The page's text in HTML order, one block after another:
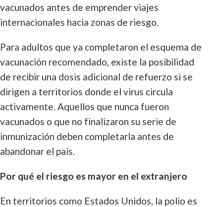
vacunados antes de emprender viajes
internacionales hacia zonas de riesgo.
Para adultos que ya completaron el esquema de
vacunación recomendado, existe la posibilidad
de recibir una dosis adicional de refuerzo si se
dirigen a territorios donde el virus circula
activamente. Aquellos que nunca fueron
vacunados o que no finalizaron su serie de
inmunización deben completarla antes de
abandonar el país.
Por qué el riesgo es mayor en el extranjero
En territorios como Estados Unidos, la polio es